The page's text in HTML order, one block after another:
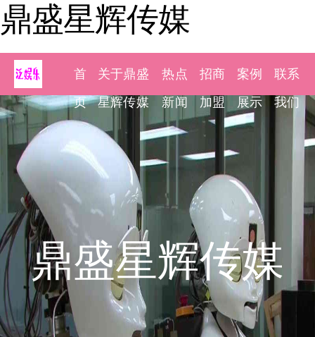
鼎盛星辉传媒
首
页
关于鼎盛
星辉传媒
热点
新闻
招商
加盟
案例
展示
联系
我们
鼎盛星辉传媒